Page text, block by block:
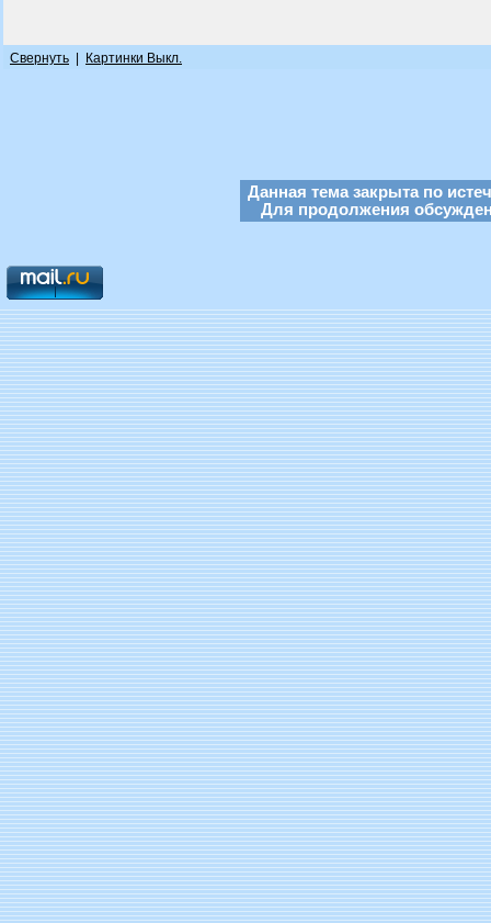
Свернуть Картинки Выкл.
Данная тема закрыта по
Для продолжения